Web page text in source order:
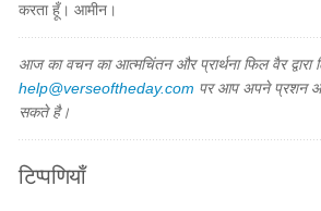
करता हूँ। आमीन।
आज का वचन का आत्मचिंतन और प्रार्थना फिल वैर द्वारा
help@verseoftheday.com पर आप अपने प्रशन और
सकते है।
टिप्पणियाँ